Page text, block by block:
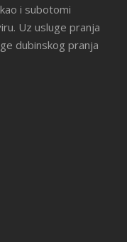
i subotomi
Uz usluge pranja
dubinskog pranja